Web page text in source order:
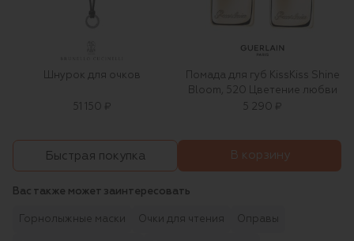
Шнурок для очков
51 150 ₽
Помада для губ KissKiss Shine
Bloom, 520 Цветение любви
5 290 ₽
Быстрая покупка В корзину
Вас также может заинтересовать
Горнолыжные маски Очки для чтения Оправы